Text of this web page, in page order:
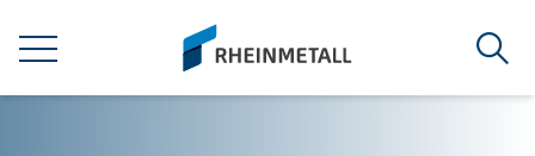
MENÜ
siteLogo